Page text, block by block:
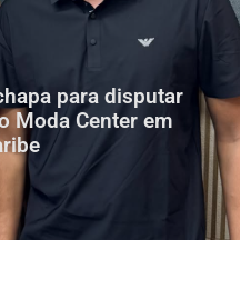
para disputar
Moda Center em